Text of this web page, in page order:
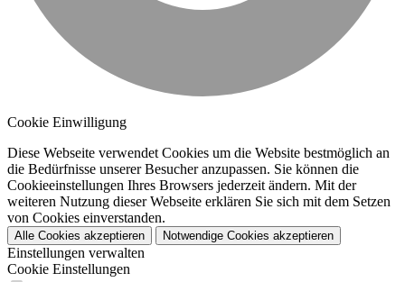
Cookie Einwilligung
Diese Webseite verwendet Cookies um die Website bestmöglich an
die Bedürfnisse unserer Besucher anzupassen. Sie können die
Cookieeinstellungen Ihres Browsers jederzeit ändern. Mit der
weiteren Nutzung dieser Webseite erklären Sie sich mit dem Setzen
von Cookies einverstanden.
Alle Cookies akzeptieren Notwendige Cookies akzeptieren
Einstellungen verwalten
Cookie Einstellungen